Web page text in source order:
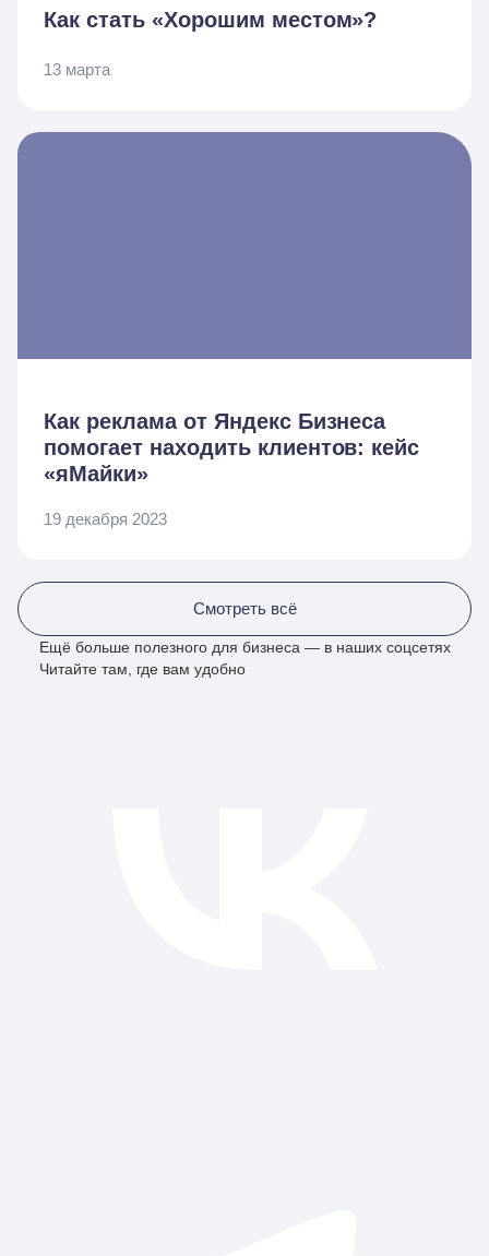
Как стать «Хорошим местом»?
13 марта
Как реклама от Яндекс Бизнеса
помогает находить клиентов: кейс
«яМайки»
19 декабря 2023
Смотреть всё
Ещё больше полезного для бизнеса — в наших соцсетях
Читайте там, где вам удобно